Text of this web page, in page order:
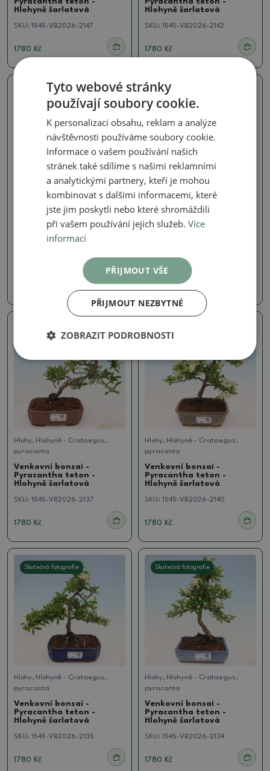
Pyracantha teton -
Hlohyně šarlatová
SKU: 1545-VB2026-2147
1780 Kč
Pyracantha teton -
Hlohyně šarlatová
SKU: 1545-VB2026-2142
1780 Kč
Skutečná fotografie
pyracanta
Venkovní bonsai -
Pyracantha teton -
1545-VB2026-2141
Skutečná fotografie
pyracanta
1545-VB2026-2139
1780 Kč
Skutečná fotografie
Hlohy, Hlohyně - Crataegus,
pyracanta
Venkovní bonsai -
Pyracantha teton -
Hlohyně šarlatová
SKU: 1545-VB2026-2137
1780 Kč
Hlohy, Hlohyně - Crataegus,
pyracanta
Venkovní bonsai -
Pyracantha teton -
Hlohyně šarlatová
SKU: 1545-VB2026-2140
1780 Kč
Skutečná fotografie
Hlohy, Hlohyně - Crataegus,
pyracanta
Venkovní bonsai -
Pyracantha teton -
Hlohyně šarlatová
SKU: 1545-VB2026-2135
1780 Kč
Skutečná fotografie
Hlohy, Hlohyně - Crataegus,
pyracanta
Venkovní bonsai -
Pyracantha teton -
Hlohyně šarlatová
SKU: 1545-VB2026-2134
1780 Kč
Tyto webové stránky
používají soubory cookie.
K personalizaci obsahu, reklam a analýze
návštěvnosti používáme soubory cookie.
Informace o vašem používání našich
stránek také sdílíme s našimi reklamními
a analytickými partnery, kteří je mohou
kombinovat s dalšími informacemi, které
jste jim poskytli nebo které shromáždili
při vašem používání jejich služeb.Více
informací
PŘIJMOUT VŠE
PŘIJMOUT NEZBYTNÉ
ZOBRAZIT PODROBNOSTI